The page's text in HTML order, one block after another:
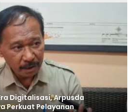
Arpusda
Perkuat Pelayanan